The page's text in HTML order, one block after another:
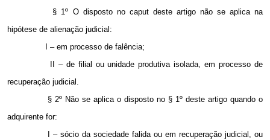
§ 1º O disposto no caput deste artigo não se aplica na
hipótese de alienação judicial:
I – em processo de falência;
II – de filial ou unidade produtiva isolada, em processo de
recuperação judicial.
§ 2º Não se aplica o disposto no § 1º deste artigo quando o
adquirente for:
I – sócio da sociedade falida ou em recuperação judicial, ou